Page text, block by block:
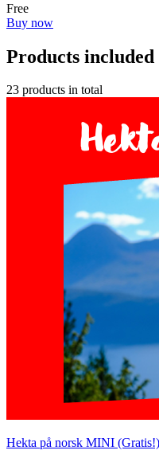
Free
Buy now
Products
23 products in total
Hekta på norsk MINI (Gratis!)